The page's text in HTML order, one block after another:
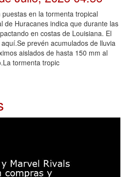
en la tormenta tropical
de Huracanes indica que durante las
en costas de Louisiana. El
prevén acumulados de lluvia
aislados de hasta 150 mm al
tormenta tropic